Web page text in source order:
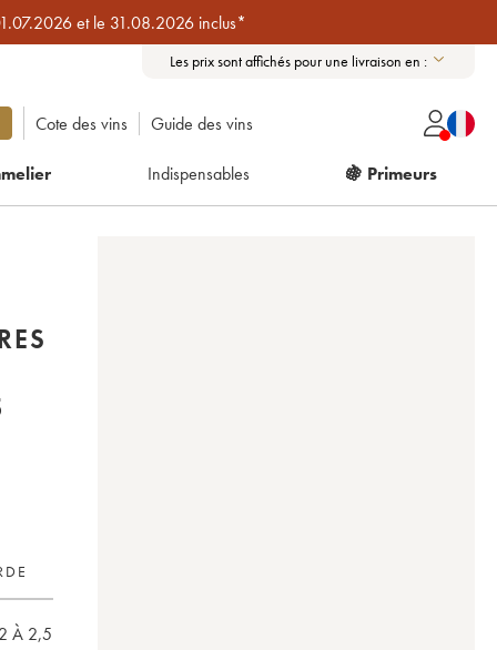
et le 31.08.2026 inclus*
Les prix sont affichés pour une livraison en :
Cote des vins Guide des vins
Indispensables 🍇 Primeurs
À 2,5